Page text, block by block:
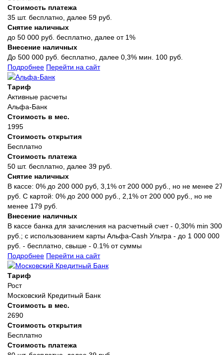
Стоимость платежа
35 шт. бесплатно, далее 59 руб.
Снятие наличных
до 50 000 руб. бесплатно, далее от 1%
Внесение наличных
До 500 000 руб. бесплатно, далее 0,3% мин. 100 руб.
Подробнее Перейти на сайт
Тариф
Активные расчеты
Альфа-Банк
Стоимость в мес.
1995
Стоимость открытия
Бесплатно
Стоимость платежа
50 шт. бесплатно, далее 39 руб.
Снятие наличных
В кассе: 0% до 200 000 руб, 3,1% от 200 000 руб., но не менее
руб. С картой: 0% до 200 000 руб., 2,1% от 200 000 руб., но не
менее 179 руб.
Внесение наличных
В кассе банка для зачисления на расчетный счет - 0,30% min 300
руб.; с использованием карты Альфа-Cash Ультра - до 1 000 000
руб. - бесплатно, свыше - 0.1% от суммы
Подробнее Перейти на сайт
Тариф
Рост
Московский Кредитный Банк
Стоимость в мес.
2690
Стоимость открытия
Бесплатно
Стоимость платежа